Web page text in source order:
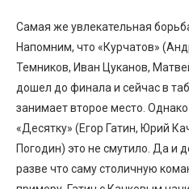
Самая же увлекательная
Напомним, что «Курчатов»
Темников, Иван Цуканов,
дошел до финала и сейчас в
занимает второе место.
«Десятку» (Егор Гатин, Юрий
Погодин) это не смутило. Да и
разве что саму столичную